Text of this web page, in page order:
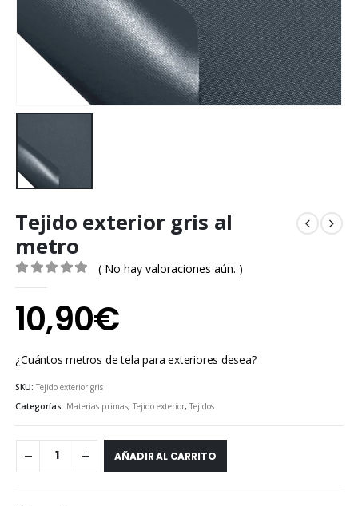
Tejido exterior gris al
metro
0out of 5
( No hay valoraciones aún. )
10,90€
¿Cuántos metros de tela para exteriores desea?
SKU:Tejido exterior gris
Categorías: Materias primas,Tejido exterior,Tejidos
AÑADIR AL CARRITO